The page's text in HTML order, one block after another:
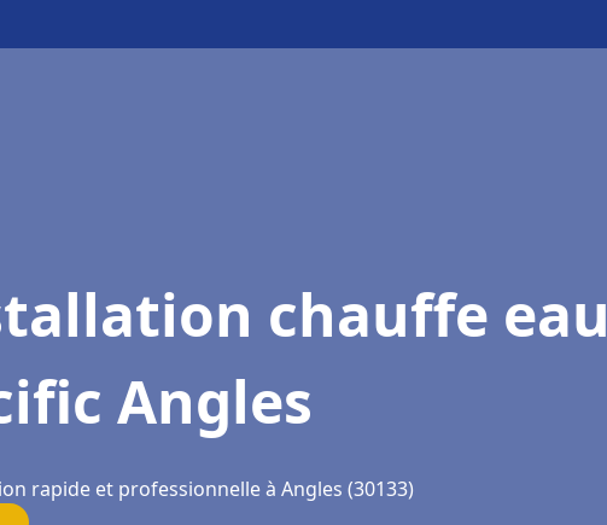
chauffe eau
Angles
rapide et professionnelle à Angles (30133)